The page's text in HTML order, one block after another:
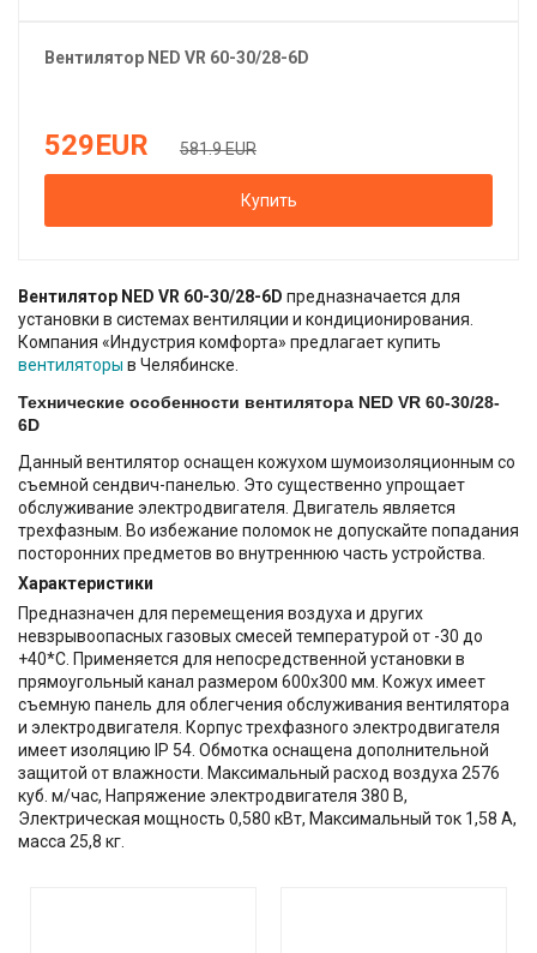
Вентилятор NED VR 60-30/28-6D
529EUR 581.9 EUR
Купить
Вентилятор NED VR 60-30/28-6D предназначается для
установки в системах вентиляции и кондиционирования.
Компания «Индустрия комфорта» предлагает купить
вентиляторы в Челябинске.
Технические особенности вентилятора NED VR 60-30/28-
6D
Данный вентилятор оснащен кожухом шумоизоляционным со
съемной сендвич-панелью. Это существенно упрощает
обслуживание электродвигателя. Двигатель является
трехфазным. Во избежание поломок не допускайте попадания
посторонних предметов во внутреннюю часть устройства.
Характеристики
Предназначен для перемещения воздуха и других
невзрывоопасных газовых смесей температурой от -30 до
+40*С. Применяется для непосредственной установки в
прямоугольный канал размером 600х300 мм. Кожух имеет
съемную панель для облегчения обслуживания вентилятора
и электродвигателя. Корпус трехфазного электродвигателя
имеет изоляцию IP 54. Обмотка оснащена дополнительной
защитой от влажности. Максимальный расход воздуха 2576
куб. м/час, Напряжение электродвигателя 380 В,
Электрическая мощность 0,580 кВт, Максимальный ток 1,58 А,
масса 25,8 кг.